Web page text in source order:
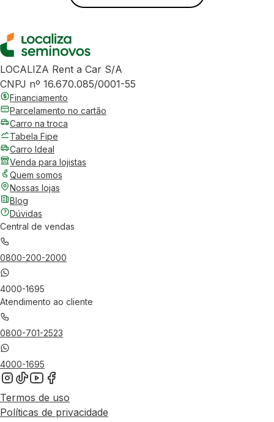
LOCALIZA Rent a Car S/A
CNPJ nº 16.670.085/0001-55
Financiamento
Parcelamento no cartão
Carro na troca
Tabela Fipe
Carro Ideal
Venda para lojistas
Quem somos
Nossas lojas
Blog
Dúvidas
Central de vendas
0800-200-2000
4000-1695
Atendimento ao cliente
0800-701-2523
4000-1695
Termos de uso
Políticas de privacidade